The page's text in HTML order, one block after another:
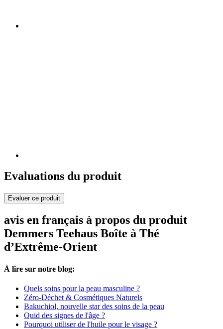
Evaluations du produit
Evaluer ce produit
avis en français à propos du produit
Demmers Teehaus Boîte à Thé
d’Extrême-Orient
À lire sur notre blog:
Quels soins pour la peau masculine ?
Zéro-Déchet & Cosmétiques Naturels
Bakuchiol, nouvelle star des soins de la peau
Quid des signes de l'âge ?
Pourquoi utiliser de l'huile pour le visage ?